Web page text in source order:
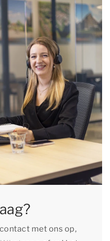
met ons op,